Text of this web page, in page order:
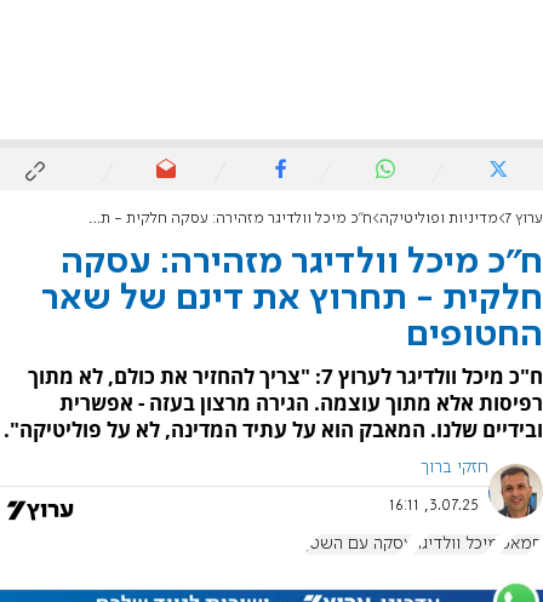
ערוץ 7 מדיניות ופוליטיקה ח"כ מיכל וולדיגר מזהירה: עסקה חלקית - תחרוץ את דינם של שאר החטופים
ח"כ מיכל וולדיגר מזהירה: עסקה
חלקית - תחרוץ את דינם של שאר
החטופים
ח"כ מיכל וולדיגר לערוץ 7: "צריך להחזיר את כולם, לא מתוך
רפיסות אלא מתוך עוצמה. הגירה מרצון בעזה - אפשרית
ובידיים שלנו. המאבק הוא על עתיד המדינה, לא על פוליטיקה".
חזקי ברוך
3.07.25, 16:11
חמאס מיכל וולדיגר עסקה עם השטן